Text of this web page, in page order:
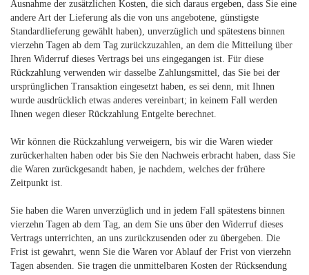
Ausnahme der zusätzlichen Kosten, die sich daraus ergeben, dass Sie eine
andere Art der Lieferung als die von uns angebotene, günstigste
Standardlieferung gewählt haben), unverzüglich und spätestens binnen
vierzehn Tagen ab dem Tag zurückzuzahlen, an dem die Mitteilung über
Ihren Widerruf dieses Vertrags bei uns eingegangen ist. Für diese
Rückzahlung verwenden wir dasselbe Zahlungsmittel, das Sie bei der
ursprünglichen Transaktion eingesetzt haben, es sei denn, mit Ihnen
wurde ausdrücklich etwas anderes vereinbart; in keinem Fall werden
Ihnen wegen dieser Rückzahlung Entgelte berechnet.
Wir können die Rückzahlung verweigern, bis wir die Waren wieder
zurückerhalten haben oder bis Sie den Nachweis erbracht haben, dass Sie
die Waren zurückgesandt haben, je nachdem, welches der frühere
Zeitpunkt ist.
Sie haben die Waren unverzüglich und in jedem Fall spätestens binnen
vierzehn Tagen ab dem Tag, an dem Sie uns über den Widerruf dieses
Vertrags unterrichten, an uns zurückzusenden oder zu übergeben. Die
Frist ist gewahrt, wenn Sie die Waren vor Ablauf der Frist von vierzehn
Tagen absenden. Sie tragen die unmittelbaren Kosten der Rücksendung